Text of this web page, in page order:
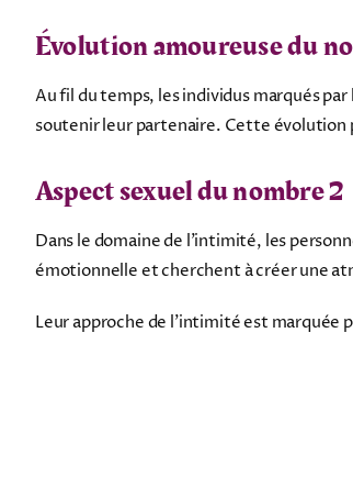
Évolution amoureuse du
Au fil du temps, les individus marqués
soutenir leur partenaire. Cette évolution
Aspect sexuel du nombre 2
Dans le domaine de l'intimité, les
émotionnelle et cherchent à créer une
Leur approche de l'intimité est marquée